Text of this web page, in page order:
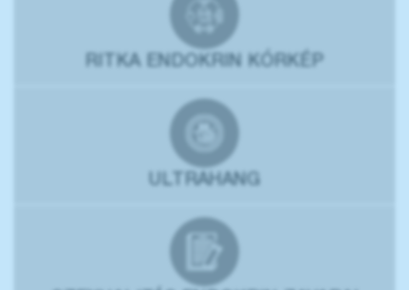
RITKA ENDOKRIN KÓRKÉP
ULTRAHANG